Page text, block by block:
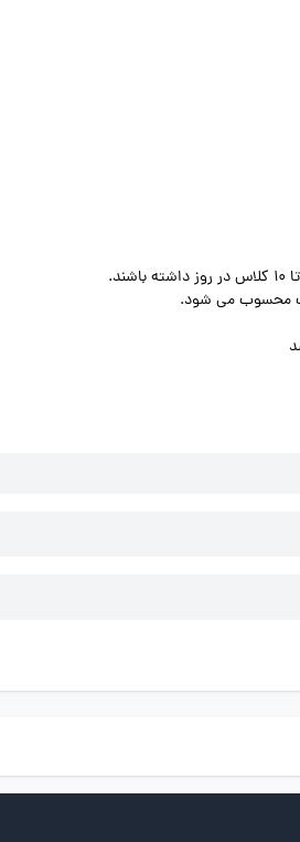
محسوب می شود.